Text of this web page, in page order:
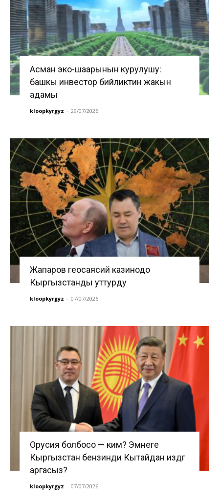
Асман эко-шаарынын курулушу:
башкы инвестор бийликтин жакын
адамы
kloopkyrgyz - 29/07/2026
Жапаров геосаясий казинодо
Кыргызстанды уттурду
kloopkyrgyz - 07/07/2026
Орусия болбосо — ким? Эмнеге
Кыргызстан бензинди Кытайдан издөөгө
аргасыз?
kloopkyrgyz - 07/07/2026